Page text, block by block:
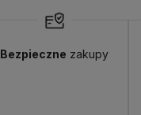
Bezpieczne zakupy